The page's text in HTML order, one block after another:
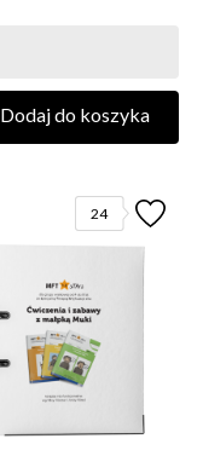
Dodaj do koszyka
24